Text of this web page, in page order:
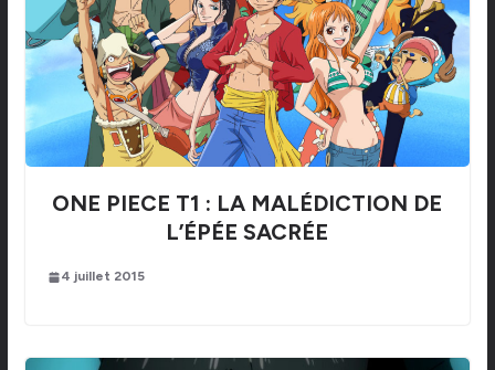
ONE PIECE T1 : LA MALÉDICTION DE
L’ÉPÉE SACRÉE
4 juillet 2015